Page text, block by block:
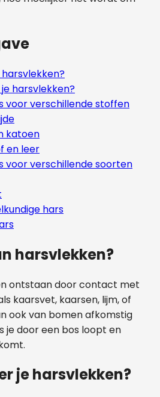
harsvlekken?
voor verschillende stoffen
katoen
en leer
voor verschillende soorten
hars
harsvlekken?
ontstaan door contact met
kaarsvet, kaarsen, lijm, of
ook van bomen afkomstig
je door een bos loopt en
je harsvlekken?